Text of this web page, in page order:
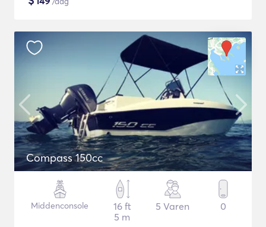
Compass 150cc
Middenconsole
16 ft
5 m
5 Varen 0